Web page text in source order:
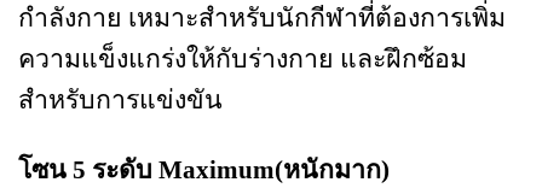
กำลังกาย เหมาะสำหรับนักกีฬาที่ต้องการเพิ่ม
ความแข็งแกร่งให้กับร่างกาย และฝึกซ้อม
สำหรับการแข่งขัน
โซน 5 ระดับ Maximum(หนักมาก)